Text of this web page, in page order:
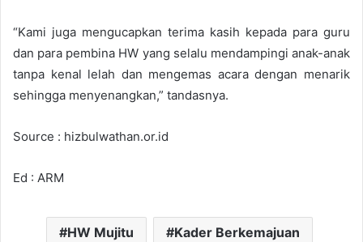
“Kami juga mengucapkan terima kasih kepada para guru
dan para pembina HW yang selalu mendampingi anak-anak
tanpa kenal lelah dan mengemas acara dengan menarik
sehingga menyenangkan,” tandasnya.
Source : hizbulwathan.or.id
Ed : ARM
HW Mujitu Kader Berkemajuan